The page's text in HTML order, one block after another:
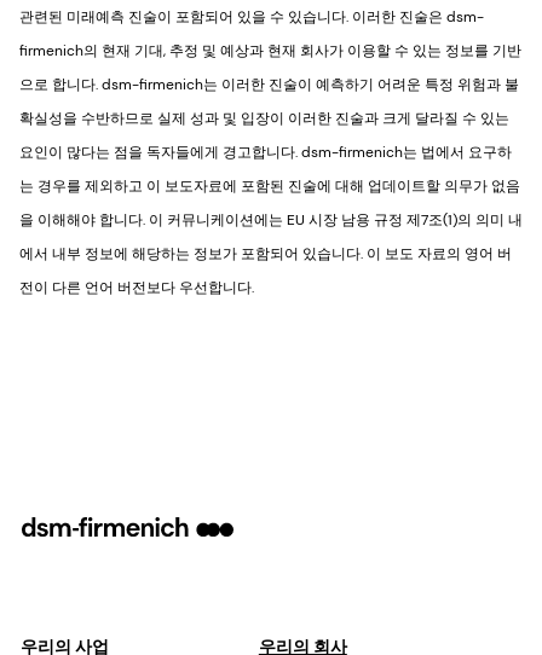
관련된 미래예측 진술이 포함되어 있을 수 있습니다. 이러한 진술은 dsm-
firmenich의 현재 기대, 추정 및 예상과 현재 회사가 이용할 수 있는 정보를 기반
으로 합니다. dsm-firmenich는 이러한 진술이 예측하기 어려운 특정 위험과 불
확실성을 수반하므로 실제 성과 및 입장이 이러한 진술과 크게 달라질 수 있는
요인이 많다는 점을 독자들에게 경고합니다. dsm-firmenich는 법에서 요구하
는 경우를 제외하고 이 보도자료에 포함된 진술에 대해 업데이트할 의무가 없음
을 이해해야 합니다. 이 커뮤니케이션에는 EU 시장 남용 규정 제7조(1)의 의미 내
에서 내부 정보에 해당하는 정보가 포함되어 있습니다. 이 보도 자료의 영어 버
전이 다른 언어 버전보다 우선합니다.
우리의 사업 우리의 회사